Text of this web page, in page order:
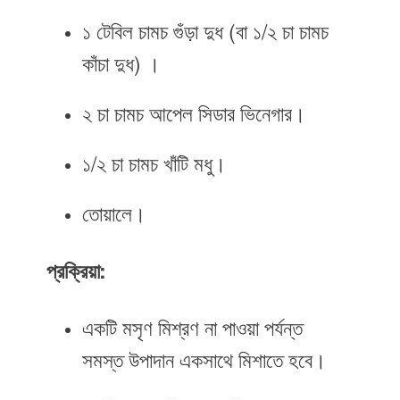
১ টেবিল চামচ গুঁড়া দুধ (বা ১/২ চা চামচ
কাঁচা দুধ) ।
২ চা চামচ আপেল সিডার ভিনেগার।
১/২ চা চামচ খাঁটি মধু।
তোয়ালে।
প্রক্রিয়া:
একটি মসৃণ মিশ্রণ না পাওয়া পর্যন্ত
সমস্ত উপাদান একসাথে মিশাতে হবে।